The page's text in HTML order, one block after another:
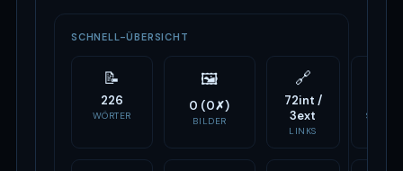
SCHNELL-ÜBERSICHT
📝
226
WÖRTER
🖼
0 (0✗)
BILDER
🔗
72int /
3ext
LINKS
SCRIPTS